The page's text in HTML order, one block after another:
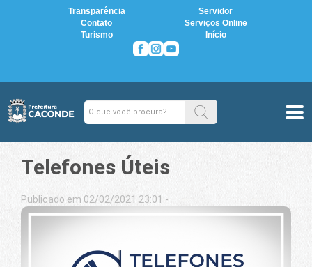
Transparência
Servidor
Contato
Serviços Online
Turismo
Início
Telefones Úteis
Publicado em 02/02/2021 23:01 -